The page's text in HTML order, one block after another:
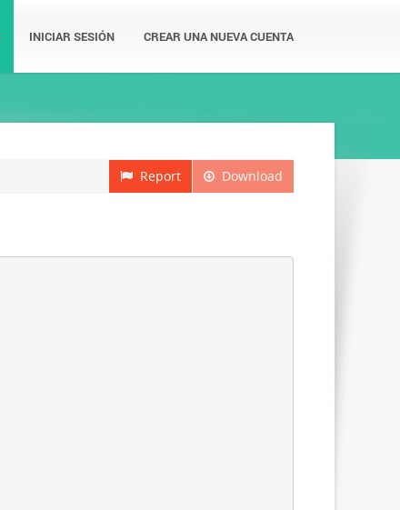
INICIAR SESIÓN CREAR UNA NUEVA CUENTA
Download
Report